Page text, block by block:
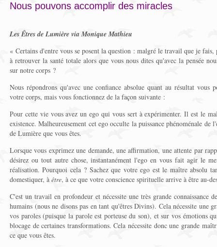
Nous pouvons accomplir des miracles
Les Êtres de Lumière via Monique Mathieu
« Certains d'entre vous se posent la question : malgré le travail que je
à retrouver la santé totale alors que vous nous dites qu'avec la pensée
sur notre corps ?
Nous répondrons qu'avec une confiance absolue quant au résultat vous
votre corps, mais vous fonctionnez de la façon suivante :
Pour cette vie vous avez un ego qui vous sert à expérimenter. Il est le
existence. Malheureusement cet ego occulte la puissance phénoménale
de Lumière que vous êtes.
Lorsque vous exprimez une demande, une affirmation, une attente par
désirez ou tout autre chose, instantanément l'ego en vous fait agir le
réalisation. Pourquoi cela ? Sachez que votre ego est le maître absolu
domestiquer, à être, à ce que votre conscience spirituelle arrive à être au-
C'est un travail en profondeur et nécessite une très grande connaissance
humains (nous ne disons pas en tant qu'êtres Divins). Cela nécessite une
vos paroles (puisque la parole est porteuse du son), et sur vos émotions
blocage de certaines transformations. Cela nécessite donc une grande
ce que vous êtes.